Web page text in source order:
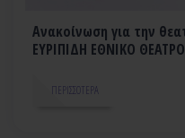
Ανακοίνωση για την
ΕΥΡΙΠΙΔΗ ΕΘΝΙΚΟ ΘΕΑΤΡΟ
ΠΕΡΙΣΣΌΤΕΡΑ